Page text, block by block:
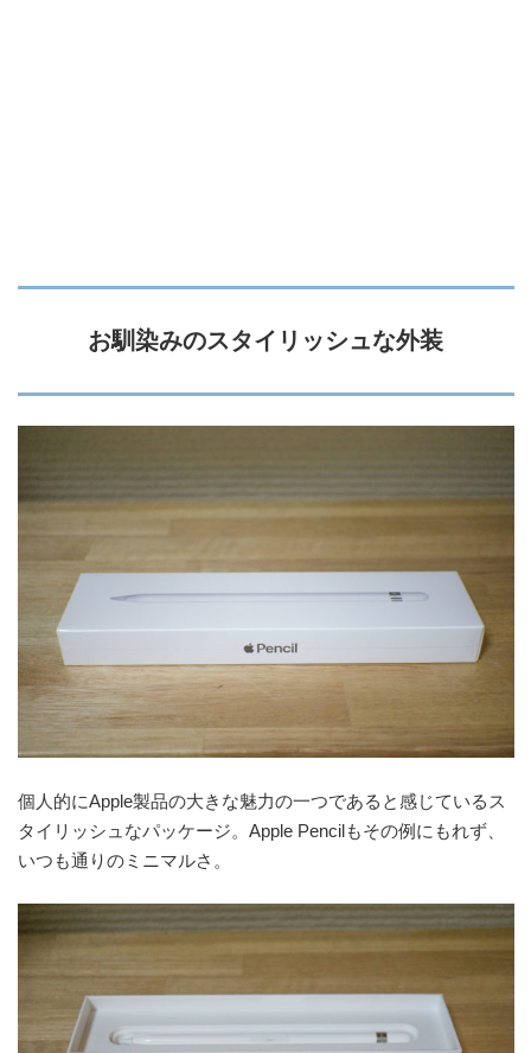
お馴染みのスタイリッシュな外装
個人的にApple製品の大きな魅力の一つであると感じているス
タイリッシュなパッケージ。Apple Pencilもその例にもれず、
いつも通りのミニマルさ。